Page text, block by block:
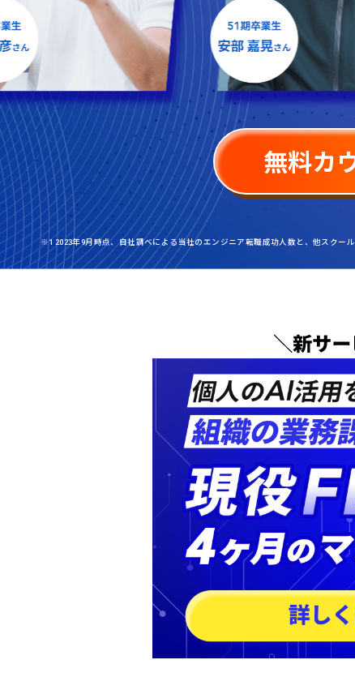
無料カ
※1 2023年9月時点、自社調べによる当社のエンジニア転職成功人数と、他スクー